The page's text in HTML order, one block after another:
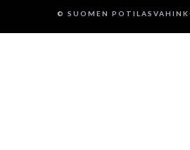
© SUOMEN